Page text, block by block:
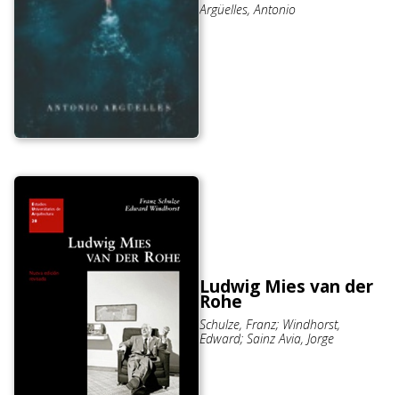
Argüelles, Antonio
Ludwig Mies van der
Rohe
Schulze, Franz; Windhorst,
Edward; Sainz Avia, Jorge